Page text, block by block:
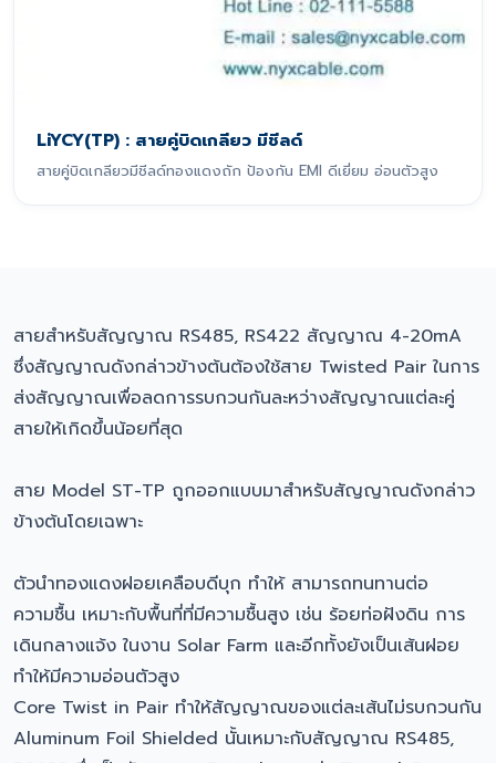
LiYCY(TP) : สายคู่บิดเกลียว มีชีลด์
สายคู่บิดเกลียวมีชีลด์ทองแดงถัก ป้องกัน EMI ดีเยี่ยม อ่อนตัวสูง
สายสำหรับสัญญาณ RS485, RS422 สัญญาณ 4-20mA
ซึ่งสัญญาณดังกล่าวข้างต้นต้องใช้สาย Twisted Pair ในการ
ส่งสัญญาณเพื่อลดการรบกวนกันละหว่างสัญญาณแต่ละคู่
สายให้เกิดขึ้นน้อยที่สุด
สาย Model ST-TP ถูกออกแบบมาสำหรับสัญญาณดังกล่าว
ข้างต้นโดยเฉพาะ
ตัวนำทองแดงฝอยเคลือบดีบุก ทำให้ สามารถทนทานต่อ
ความชื้น เหมาะกับพื้นที่ที่มีความชื้นสูง เช่น ร้อยท่อฝังดิน การ
เดินกลางแจ้ง ในงาน Solar Farm และอีกทั้งยังเป็นเส้นฝอย
ทำให้มีความอ่อนตัวสูง
Core Twist in Pair ทำให้สัญญาณของแต่ละเส้นไม่รบกวนกัน
Aluminum Foil Shielded นั้นเหมาะกับสัญญาณ RS485,